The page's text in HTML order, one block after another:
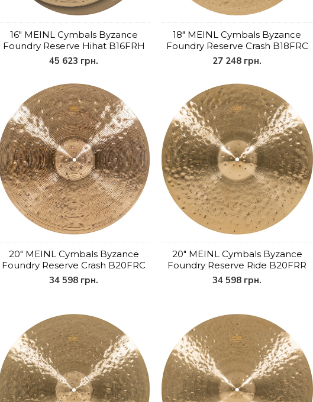
16" MEINL Cymbals Byzance
Foundry Reserve Hihat B16FRH
45 623 грн.
18" MEINL Cymbals Byzance
Foundry Reserve Crash B18FRC
27 248 грн.
20" MEINL Cymbals Byzance
Foundry Reserve Crash B20FRC
34 598 грн.
20" MEINL Cymbals Byzance
Foundry Reserve Ride B20FRR
34 598 грн.